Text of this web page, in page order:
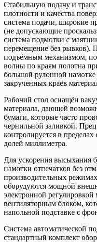
Стабильную подачу и
плотности и качества
система подачи, широкие
(не допускающие
система подмотки с
перемещение без
подъёмным механизмом,
волны по краям полотна
большой рулонной
закрученных краёв
Рабочий стол оснащён
материала, дающей
бумаги, которые часто
чернильной заливкой.
контролируется в
долей миллиметра.
Для ускорения высыхания
намотки отпечатков без
производительных
оборудуются мощной
электронной
вентиляторным блоком,
напольной подставке с
Система автоматической
стандартный комплект